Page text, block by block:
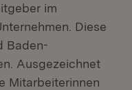
im
Diese
Baden-
Ausgezeichnet
Mitarbeiterinnen